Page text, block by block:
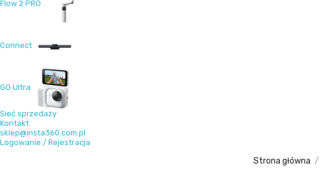
Flow 2 PRO
Connect
GO Ultra
Sieć sprzedaży
Kontakt
sklep@insta360.com.pl
Logowanie / Rejestracja
Strona główna